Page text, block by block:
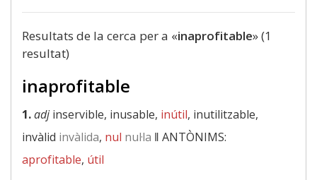
Resultats de la cerca per a «inaprofitable» (1
resultat)
inaprofitable
1.adjinservible, inusable, inútil, inutilitzable,
invàlid invàlida, nul nul·la ‖ ANTÒNIMS:
aprofitable, útil